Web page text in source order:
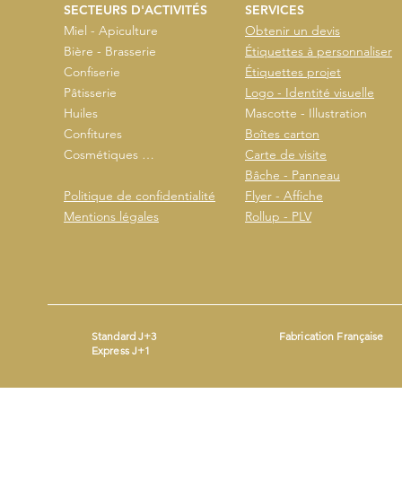
SECTEURS D'ACTIVITÉS
Miel - Apiculture
Bière - Brasserie
Confiserie
Pâtisserie
Huiles
Confitures
Cosmétiques …
Politique de confidentialité
Mentions légales
SERVICES
Obtenir un devis
Étiquettes à personnaliser
Étiquettes projet
Logo - Identité visuelle
Mascotte - Illustration
Boîtes carton
Carte de visite
Bâche - Panneau
Flyer - Affiche
Rollup - PLV
Standard J+3
Express J+1
Fabrication Française